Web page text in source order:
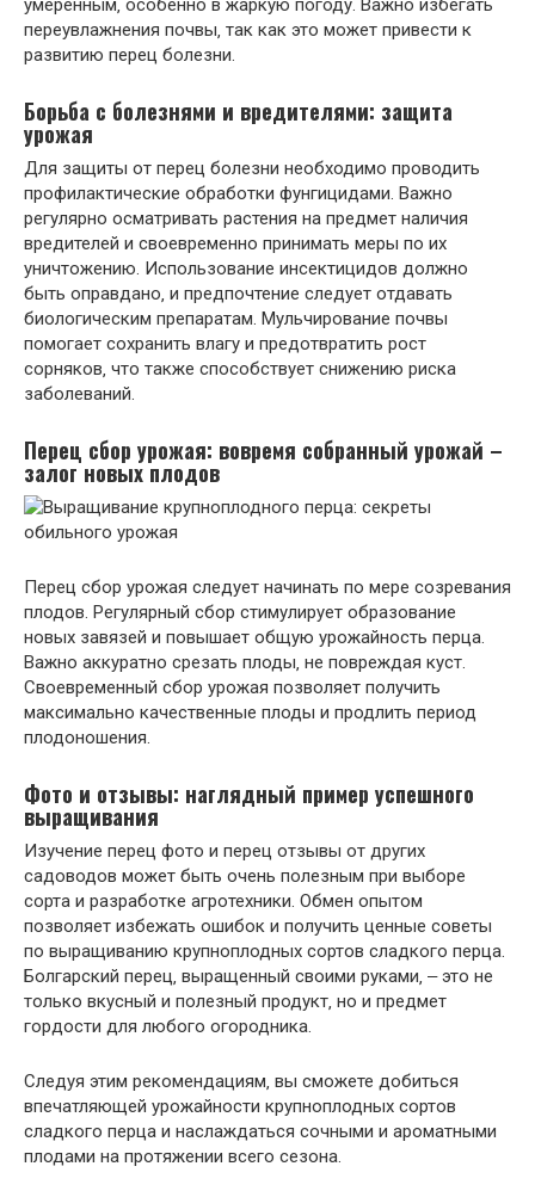
переувлажнения почвы‚ так как это может привести к
развитию перец болезни.
Борьба с болезнями и вредителями: защита
урожая
Для защиты от перец болезни необходимо проводить
профилактические обработки фунгицидами. Важно
регулярно осматривать растения на предмет наличия
вредителей и своевременно принимать меры по их
уничтожению. Использование инсектицидов должно
быть оправдано‚ и предпочтение следует отдавать
биологическим препаратам. Мульчирование почвы
помогает сохранить влагу и предотвратить рост
сорняков‚ что также способствует снижению риска
заболеваний.
Перец сбор урожая: вовремя собранный урожай –
залог новых плодов
Перец сбор урожая следует начинать по мере созревания
плодов. Регулярный сбор стимулирует образование
новых завязей и повышает общую урожайность перца.
Важно аккуратно срезать плоды‚ не повреждая куст.
Своевременный сбор урожая позволяет получить
максимально качественные плоды и продлить период
плодоношения.
Фото и отзывы: наглядный пример успешного
выращивания
Изучение перец фото и перец отзывы от других
садоводов может быть очень полезным при выборе
сорта и разработке агротехники. Обмен опытом
позволяет избежать ошибок и получить ценные советы
по выращиванию крупноплодных сортов сладкого перца.
Болгарский перец‚ выращенный своими руками‚ ‒ это не
только вкусный и полезный продукт‚ но и предмет
гордости для любого огородника.
Следуя этим рекомендациям‚ вы сможете добиться
впечатляющей урожайности крупноплодных сортов
сладкого перца и наслаждаться сочными и ароматными
плодами на протяжении всего сезона.